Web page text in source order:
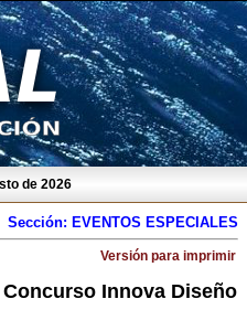
de 2026
Sección: EVENTOS ESPECIALES
Versión para imprimir
Innova Diseño